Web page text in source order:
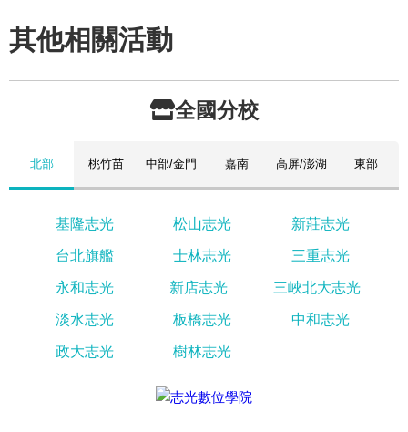
其他相關活動
全國分校
北部 桃竹苗 中部/金門 嘉南 高屏/澎湖 東部
基隆志光 松山志光 新莊志光
台北旗艦 士林志光 三重志光
永和志光 新店志光 三峽北大志光
淡水志光 板橋志光 中和志光
政大志光 樹林志光